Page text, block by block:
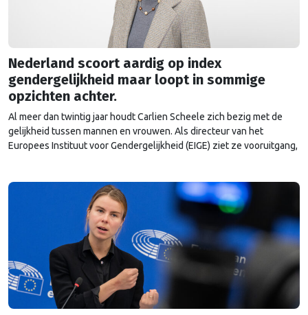
Nederland scoort aardig op index
gendergelijkheid maar loopt in sommige
opzichten achter.
Al meer dan twintig jaar houdt Carlien Scheele zich bezig met de
gelijkheid tussen mannen en vrouwen. Als directeur van het
Europees Instituut voor Gendergelijkheid (EIGE) ziet ze vooruitgang,